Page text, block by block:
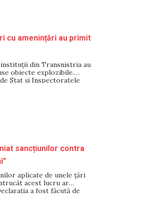
cu amenințări au primit
din Transnistria au
obiecte explozibile.
Stat și Inspectoratele
și Direcția de
sancțiunilor contra
aplicate de unele țări
acest lucru ar
a fost făcută de
pe 1 aprilie de